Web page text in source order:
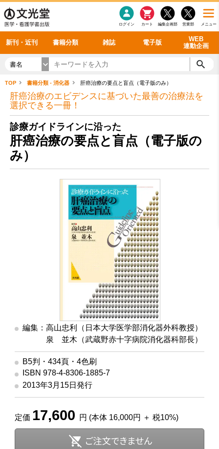
メニュー
営業部
編集企画部
カート
ログイン
新刊・近刊 書籍分類 雑誌 電子版
WEB
連動企画
感染症 老年医学
看護・介護
呼吸器
循環器
シリーズ一覧
雑誌投稿規定
理学療法
雑誌案内・年間購読 最新号 バックナンバー
電子書籍
電子雑誌
書籍「データに基づく臨床動作分析」WEB動画
書籍「眼手術学」WEB動画
書籍「神経症候学 II 改訂第二版」 WEB動画
新刊一覧
今後の発行予定
書名
TOP 書籍分類 - 消化器 肝癌治療の要点と盲点（電子版のみ）
肝癌治療のエビデンスに基づいた最善の治療法を
選択できる一冊！
診療ガイドラインに沿った
肝癌治療の要点と盲点（電子版の
み）
編集：高山忠利（日本大学医学部消化器外科教授）
泉 並木（武蔵野赤十字病院消化器科部長）
B5判・434頁・4色刷
ISBN 978-4-8306-1885-7
2013年3月15日発行
定価 17,600 円 (本体 16,000円 ＋ 税10%)